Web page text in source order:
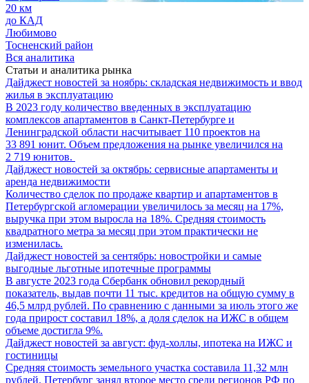
20 км
до КАД
Любимово
Тосненский район
Вся аналитика
Статьи и аналитика рынка
Дайджест новостей за ноябрь: складская недвижимость и ввод
жилья в эксплуатацию
В 2023 году количество введенных в эксплуатацию
комплексов апартаментов в Санкт-Петербурге и
Ленинградской области насчитывает 110 проектов на
33 891 юнит. Объем предложения на рынке увеличился на
2 719 юнитов.
Дайджест новостей за октябрь: сервисные апартаменты и
аренда недвижимости
Количество сделок по продаже квартир и апартаментов в
Петербургской агломерации увеличилось за месяц на 17%,
выручка при этом выросла на 18%. Средняя стоимость
квадратного метра за месяц при этом практически не
изменилась.
Дайджест новостей за сентябрь: новостройки и самые
выгодные льготные ипотечные программы
В августе 2023 года Сбербанк обновил рекордный
показатель, выдав почти 11 тыс. кредитов на общую сумму в
46,5 млрд рублей. По сравнению с данными за июль этого же
года прирост составил 18%, а доля сделок на ИЖС в общем
объеме достигла 9%.
Дайджест новостей за август: фуд-холлы, ипотека на ИЖС и
гостиницы
Средняя стоимость земельного участка составила 11,32 млн
рублей. Петербург занял второе место среди регионов РФ по